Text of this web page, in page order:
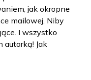
jak okropne
mailowej. Niby
I wszystko
autorką! Jak